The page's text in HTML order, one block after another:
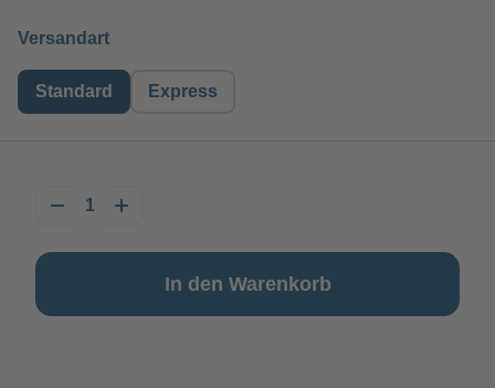
Versandartauswählen
Standard Express
In den Warenkorb